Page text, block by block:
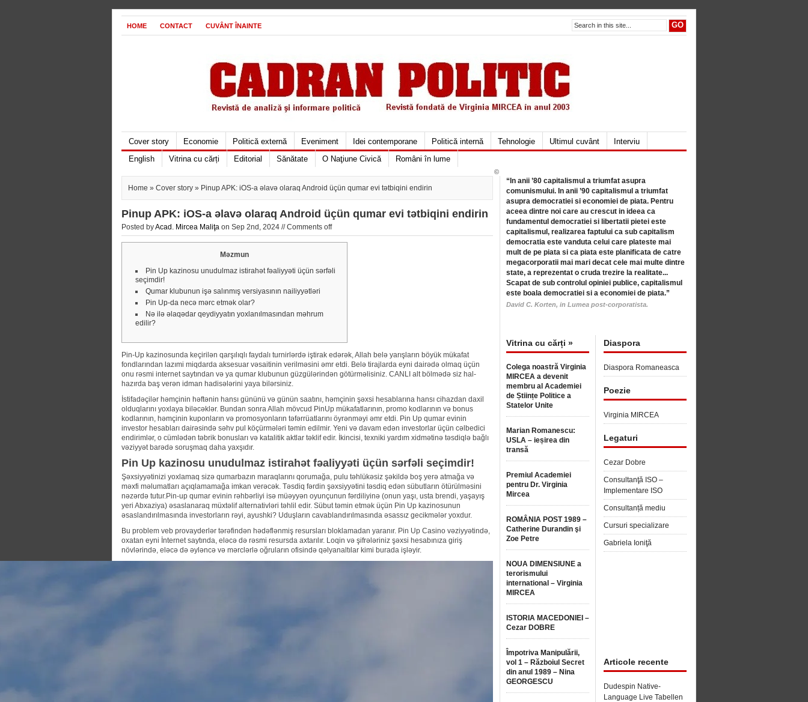
HOME CONTACT CUVÂNT ÎNAINTE
Cover story Economie Politică externă Eveniment Idei contemporane Politică internă Tehnologie Ultimul cuvânt
Interviu
English
Vitrina cu cărți Editorial Sănătate O Naţiune Civică Români în lume
Home » Cover story » Pinup APK: iOS-a əlavə olaraq Android üçün qumar evi tətbiqini endirin
Pinup APK: iOS-a əlavə olaraq Android üçün qumar evi tətbiqini endirin
Posted byAcad. Mircea Maliţa on Sep 2nd, 2024 //Comments off
Məzmun
Pin Up kazinosu unudulmaz istirahət fəaliyyəti üçün sərfəli
seçimdir!
Qumar klubunun işə salınmış versiyasının nailiyyətləri
Pin Up-da necə mərc etmək olar?
Nə ilə əlaqədar qeydiyyatın yoxlanılmasından məhrum
edilir?
Pin-Up kazinosunda keçirilən qarşılıqlı faydalı turnirlərdə iştirak edərək, Allah belə yarışların böyük mükafat
fondlarından lazımi miqdarda aksesuar vəsaitinin verilməsini əmr etdi. Belə tirajlarda eyni dairədə olmaq üçün
onu rəsmi internet saytından və ya qumar klubunun güzgülərindən götürməlisiniz. CANLI alt bölmədə siz hal-
hazırda baş verən idman hadisələrini yaya bilərsiniz.
İstifadəçilər həmçinin həftənin hansı gününü və günün saatını, həmçinin şəxsi hesablarına hansı cihazdan daxil
olduqlarını yoxlaya biləcəklər. Bundan sonra Allah mövcud PinUp mükafatlarının, promo kodlarının və bonus
kodlarının, həmçinin kuponların və promosyonların təfərrüatlarını öyrənməyi əmr etdi. Pin Up qumar evinin
investor hesabları dairəsində səhv pul köçürmələri təmin edilmir. Yeni və davam edən investorlar üçün cəlbedici
endirimlər, o cümlədən təbrik bonusları və katalitik aktlar təklif edir. İkincisi, texniki yardım xidmətinə təsdiqlə bağlı
vəziyyət barədə soruşmaq daha yaxşıdır.
Pin Up kazinosu unudulmaz istirahət fəaliyyəti üçün sərfəli seçimdir!
Şəxsiyyətinizi yoxlamaq sizə qumarbazın maraqlarını qorumağa, pulu təhlükəsiz şəkildə boş yerə atmağa və
məxfi məlumatları açıqlamamağa imkan verəcək. Təsdiq fərdin şəxsiyyətini təsdiq edən sübutların ötürülməsini
nəzərdə tutur.Pin-up qumar evinin rəhbərliyi isə müəyyən oyunçunun fərdiliyinə (onun yaşı, usta brendi, yaşayış
yeri Abxaziya) əsaslanaraq müxtəlif alternativləri təhlil edir. Sübut təmin etmək üçün Pin Up kazinosunun
əsaslandırılmasında investorların rəyi, ayushki? Uduşların cavablandırılmasında əsassız gecikmələr yoxdur.
Bu problem veb provayderlər tərəfindən hədəflənmiş resursları bloklamadan yaranır. Pin Up Casino vəziyyətində,
oxatan eyni İnternet saytında, eləcə də rəsmi resursda axtarılır. Loqin və şifrələriniz şəxsi hesabınıza giriş
növlərində, eləcə də əyləncə və mərclərlə oğruların ofisində qəlyanaltılar kimi burada işləyir.
“In anii ’80 capitalismul a triumfat asupra
comunismului. In anii ’90 capitalismul a triumfat
asupra democratiei si economiei de piata. Pentru
aceea dintre noi care au crescut in ideea ca
fundamentul democratiei si libertatii pietei este
capitalismul, realizarea faptului ca sub capitalism
democratia este vanduta celui care plateste mai
mult de pe piata si ca piata este planificata de catre
megacorporatii mai mari decat cele mai multe dintre
state, a reprezentat o cruda trezire la realitate...
Scapat de sub controlul opiniei publice, capitalismul
este boala democratiei si a economiei de piata.”
David C. Korten, in Lumea post-corporatista.
Vitrina cu cărți »
Colega noastră Virginia
MIRCEA a devenit
membru al Academiei
de Științe Politice a
Statelor Unite
Marian Romanescu:
USLA – ieșirea din
transă
Premiul Academiei
pentru Dr. Virginia
Mircea
ROMÂNIA POST 1989 –
Catherine Durandin şi
Zoe Petre
NOUA DIMENSIUNE a
terorismului
international – Virginia
MIRCEA
ISTORIA MACEDONIEI –
Cezar DOBRE
Împotriva Manipulării,
vol 1 – Războiul Secret
din anul 1989 – Nina
GEORGESCU
Diaspora
Diaspora Romaneasca
Poezie
Virginia MIRCEA
Legaturi
Cezar Dobre
Consultanţă ISO –
Implementare ISO
Consultanță mediu
Cursuri specializare
Gabriela Ioniţă
Articole recente
Dudespin Native-
Language Live Tabellen
©